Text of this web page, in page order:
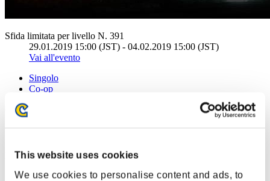
This website uses cookies
We use cookies to personalise content and ads, to
Sfida limitata per livello N. 391
29.01.2019 15:00 (JST) - 04.02.2019 15:00 (JST)
Vai all'evento
Singolo
Co-op
(Le classifiche sono aggiornate ogni 6 ore)
Classifiche
Posizione